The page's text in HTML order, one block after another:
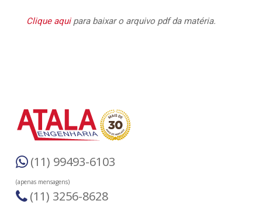
Clique aquipara baixar o arquivo pdf da matéria.
(11) 99493-6103
(apenas mensagens)
(11) 3256-8628